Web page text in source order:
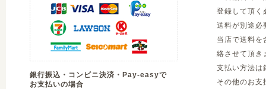
銀行振込・コンビニ決済・Pay-easyで
お支払いの場合
登録して頂く
送料が別途必
当店で送料を
絡させて頂き
支払い方法は
その他のお支